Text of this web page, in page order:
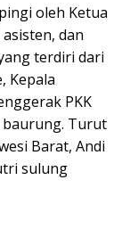
oleh Ketua
dan
terdiri dari
Kepala
PKK
baurung. Turut
Barat, Andi
sulung